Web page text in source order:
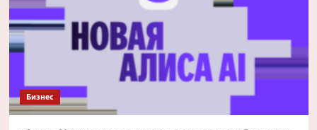
эстетике
шведского
праздника
Бизнес